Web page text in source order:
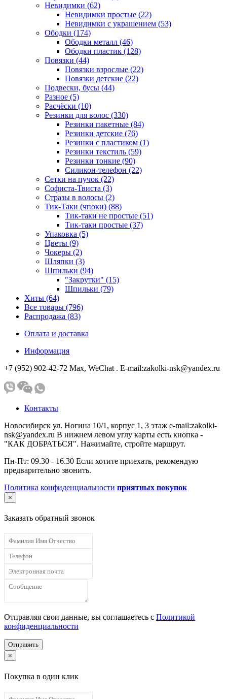
Невидимки (62)
Невидимки простые (22)
Невидимки с украшением (53)
Ободки (174)
Ободки металл (46)
Ободки пластик (128)
Повязки (44)
Повязки взрослые (22)
Повязки детские (22)
Подвески, бусы (44)
Разное (5)
Расчёски (10)
Резинки для волос (330)
Резинки пакетные (84)
Резинки детские (76)
Резинки с пластиком (1)
Резинки текстиль (59)
Резинки тонкие (90)
Силикон-телефон (22)
Сетки на пучок (22)
Софиста-Твиста (3)
Стразы в волосы (2)
Тик-Таки (чпоки) (88)
Тик-таки не простые (51)
Тик-таки простые (37)
Упаковка (5)
Цветы (9)
Чокеры (2)
Шляпки (3)
Шпильки (94)
"Закрутки" (15)
Шпильки (79)
Хиты (64)
Все товары (796)
Распродажа (83)
Оплата и доставка
Информация
+7 (952) 902-42-72 Мах, WeChat . E-mail:zakolki-nsk@yandex.ru
Контакты
Новосибирск ул. Ногина 10/1, корпус 1, 3 этаж e-mail:zakolki-
nsk@yandex.ru В нижнем левом углу карты есть кнопка -
"КАК ДОБРАТЬСЯ". Нажимайте, стройте маршрут.
Пн-Пт: 09.30 - 16.30 Если хотите приехать, рекомендую
предварительно звонить.
Политика конфиденциальности приятных покупок
×
Заказать обратный звонок
Отправляя свои данные, вы соглашаетесь с Политикой
конфиденциальности
Отправить
×
Покупка в один клик